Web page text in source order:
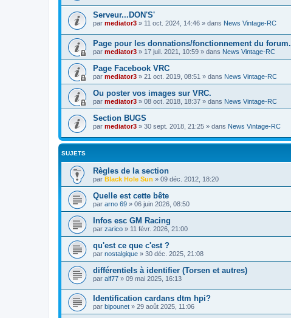
Serveur...DON'S'
par mediator3 » 11 oct. 2024, 14:46 » dans News Vintage-RC
Page pour les donnations/fonctionnement du forum.
par mediator3 » 17 juil. 2021, 10:59 » dans News Vintage-RC
Page Facebook VRC
par mediator3 » 21 oct. 2019, 08:51 » dans News Vintage-RC
Ou poster vos images sur VRC.
par mediator3 » 08 oct. 2018, 18:37 » dans News Vintage-RC
Section BUGS
par mediator3 » 30 sept. 2018, 21:25 » dans News Vintage-RC
SUJETS
Règles de la section
par Black Hole Sun » 09 déc. 2012, 18:20
Quelle est cette bête
par arno 69 » 06 juin 2026, 08:50
Infos esc GM Racing
par zarico » 11 févr. 2026, 21:00
qu'est ce que c'est ?
par nostalgique » 30 déc. 2025, 21:08
différentiels à identifier (Torsen et autres)
par alf77 » 09 mai 2025, 16:13
Identification cardans dtm hpi?
par bipounet » 29 août 2025, 11:06